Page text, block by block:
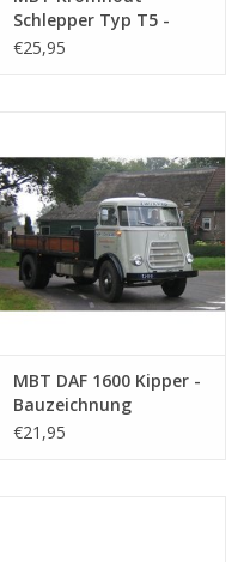
Schlepper Typ T5 -
Bauzeichnung
€25,95
MBT DAF 1600 Kipper -
Bauzeichnung
Maßstab 1 : N/A
€21,95